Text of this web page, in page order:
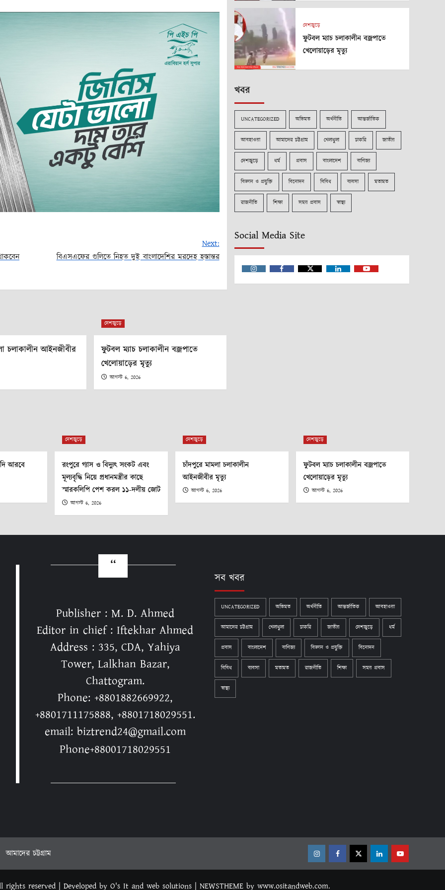
Next:
বিএসএফের গুলিতে নিহত দুই বাংলাদেশির মরদেহ হস্তান্তর
চলাকালীন আইনজীবীর
দেশজুড়ে
ফুটবল ম্যাচ চলাকালীন বজ্রপাতে
খেলোয়াড়ের মৃত্যু
আগস্ট 6, 2026
দেশজুড়ে
ফুটবল ম্যাচ চলাকালীন বজ্রপাতে
খেলোয়াড়ের মৃত্যু
খবর
UNCATEGORIZED অভিমত অর্থনীতি আন্তর্জাতিক
আবহাওয়া আমাদের চট্টগ্রাম খেলাধুলা চাকরি জাতীয়
দেশজুড়ে ধর্ম প্রবাস বাংলাদেশ বাণিজ্য
বিজ্ঞান ও প্রযুক্তি বিনোদন বিবিধ ব্যবসা মতামত
রাজনীতি শিক্ষা সময় প্রবাস স্বাস্থ্য
Social Media Site
InstagramFacebookTwitter Linkedin Youtube
আরবে
দেশজুড়ে
রংপুরে গ্যাস ও বিদ্যুৎ সংকট এবং
মূল্যবৃদ্ধি নিয়ে প্রধানমন্ত্রীর কাছে
স্মারকলিপি পেশ করল ১১-দলীয় জোট
আগস্ট 6, 2026
দেশজুড়ে
চাঁদপুরে মামলা চলাকালীন
আইনজীবীর মৃত্যু
আগস্ট 6, 2026
দেশজুড়ে
ফুটবল ম্যাচ চলাকালীন বজ্রপাতে
খেলোয়াড়ের মৃত্যু
আগস্ট 6, 2026
Publisher : M. D. Ahmed
Editor in chief : Iftekhar Ahmed
Address : 335, CDA, Yahiya
Tower, Lalkhan Bazar,
Chattogram.
Phone: +8801882669922,
+8801711175888, +8801718029551.
email: biztrend24@gmail.com
Phone+88001718029551
সব খবর
UNCATEGORIZED অভিমত অর্থনীতি আন্তর্জাতিক আবহাওয়া
আমাদের চট্টগ্রাম খেলাধুলা চাকরি জাতীয় দেশজুড়ে ধর্ম
প্রবাস বাংলাদেশ বাণিজ্য বিজ্ঞান ও প্রযুক্তি বিনোদন
বিবিধ ব্যবসা মতামত রাজনীতি শিক্ষা সময় প্রবাস
স্বাস্থ্য
আমাদের চট্টগ্রাম InstagramFacebookTwitterLinkedinYoutube
reserved | Developed by O's It and web solutions | NEWSTHEMEby www.ositandweb.com.